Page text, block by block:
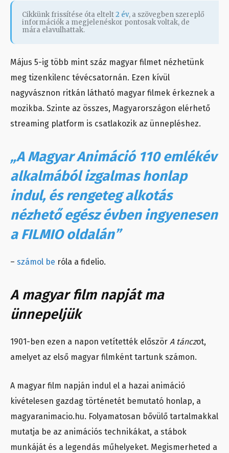
Cikkünk frissítése óta eltelt2 év, a szövegben szereplő
információk a megjelenéskor pontosak voltak, de
mára elavulhattak.
Május 5-ig több mint száz magyar filmet nézhetünk
meg tizenkilenc tévécsatornán. Ezen kívül
nagyvásznon ritkán látható magyar filmek érkeznek a
mozikba. Szinte az összes, Magyarországon elérhető
streaming platform is csatlakozik az ünnepléshez.
„A Magyar Animáció 110 emlékév
alkalmából izgalmas honlap
indul, és rengeteg alkotás
nézhető egész évben ingyenesen
a FILMIO oldalán”
– számol be róla a fidelio.
A magyar film napját ma
ünnepeljük
1901-ben ezen a napon vetítették először A tánczot,
amelyet az első magyar filmként tartunk számon.
A magyar film napján indul el a hazai animáció
kivételesen gazdag történetét bemutató honlap, a
magyaranimacio.hu. Folyamatosan bővülő tartalmakkal
mutatja be az animációs technikákat, a stábok
munkáját és a legendás műhelyeket. Megismerheted a